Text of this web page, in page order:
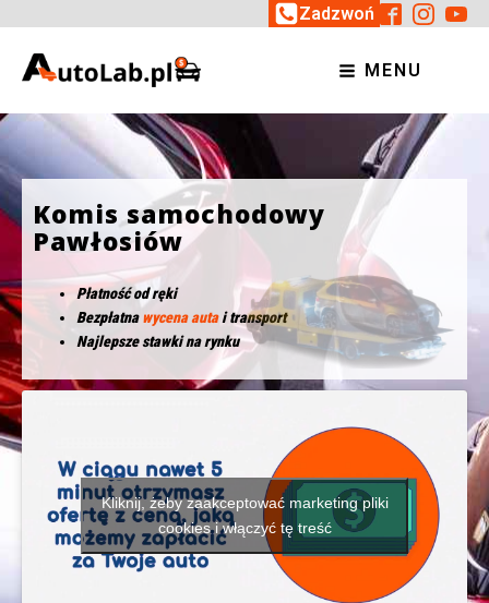
Zadzwoń
MENU
Komis samochodowy
Pawłosiów
Płatność od ręki
Bezpłatnawycena autai transport
Najlepsze stawki na rynku
Kliknij, żeby zaakceptować marketing pliki
cookies i włączyć tę treść